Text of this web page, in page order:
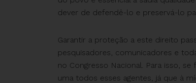
dever de defendê-lo e preservá-lo
Garantir a proteção a este direito
pesquisadores, comunicadores e
no Congresso Nacional. Para isso,
uma todos esses agentes, já que à